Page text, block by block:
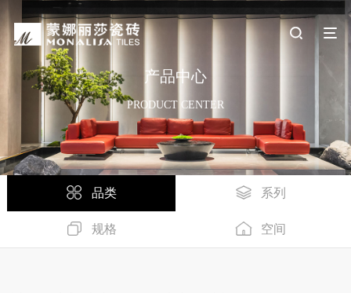
产品中心
PRODUCT CENTER
品类 系列
规格 空间